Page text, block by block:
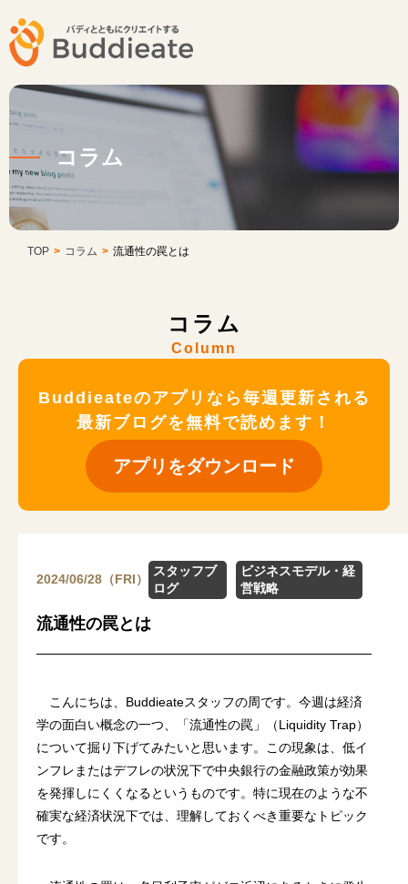
コラム
TOP > コラム > 流通性の罠とは
コラム
Column
Buddieateのアプリなら毎週更新される
最新ブログを無料で読めます！
アプリをダウンロード
2024/06/28（FRI）
スタッフブ
ログ
ビジネスモデル・経
営戦略
流通性の罠とは
こんにちは、Buddieateスタッフの周です。今週は経済
学の面白い概念の一つ、「流通性の罠」（Liquidity Trap）
について掘り下げてみたいと思います。この現象は、低イ
ンフレまたはデフレの状況下で中央銀行の金融政策が効果
を発揮しにくくなるというものです。特に現在のような不
確実な経済状況下では、理解しておくべき重要なトピック
です。